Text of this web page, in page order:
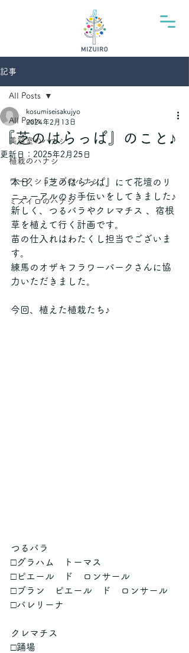
記事
All Posts
美容室のハナシ
植栽のハナシ
ワークショップのハナシ
ミズイロのハナシ
All Posts
『芝のはらっぱ』のこと♪
kosumiseisakujyo
2024年2月13日
更新日： 2025年2月25日
本日、『芝のはらっぱ』にて花壇のリ
ニューアルのお手伝いをしてきました♪
新しく、つるバラやクレマチス 、宿根
草を植えて行く計画です。
苗の仕入れはわたくし担当でございま
す。
練馬のオザキフラワーパークさんに協
力いただきました。
今回、植えた植栽たち♪
つるバラ
□グラハム　トーマス
□ピエール　ド　ロンサール
□ブラン　ピエール　ド　ロンサール
□バレリーナ
クレマチス
□踊場